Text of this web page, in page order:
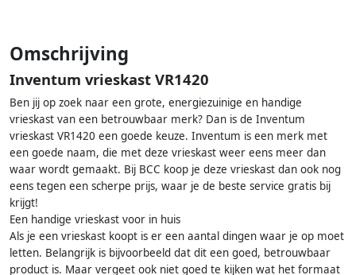
Omschrijving
Inventum vrieskast VR1420
Ben jij op zoek naar een grote, energiezuinige en handige
vrieskast van een betrouwbaar merk? Dan is de Inventum
vrieskast VR1420 een goede keuze. Inventum is een merk met
een goede naam, die met deze vrieskast weer eens meer dan
waar wordt gemaakt. Bij BCC koop je deze vrieskast dan ook nog
eens tegen een scherpe prijs, waar je de beste service gratis bij
krijgt!
Een handige vrieskast voor in huis
Als je een vrieskast koopt is er een aantal dingen waar je op moet
letten. Belangrijk is bijvoorbeeld dat dit een goed, betrouwbaar
product is. Maar vergeet ook niet goed te kijken wat het formaat